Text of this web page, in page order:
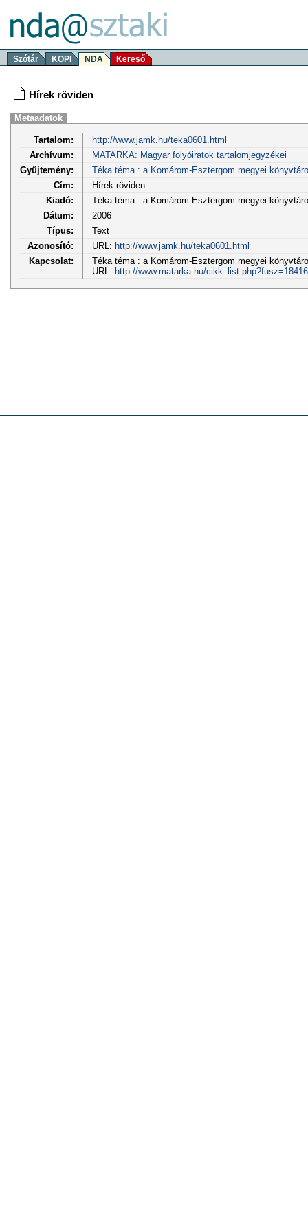
Szótár KOPI NDA Kereső
Hírek röviden
Metaadatok
Tartalom:
http://www.jamk.hu/teka0601.html
Archívum:
MATARKA: Magyar folyóiratok tartalomjegyzékei
Gyűjtemény:
Téka téma : a Komárom-Esztergom megyei
Cím:
Hírek röviden
Kiadó:
Téka téma : a Komárom-Esztergom megyei
Dátum:
2006
Típus:
Text
Azonosító:
URL: http://www.jamk.hu/teka0601.html
Kapcsolat:
Téka téma : a Komárom-Esztergom megyei
URL: http://www.matarka.hu/cikk_list.php?fusz=18416